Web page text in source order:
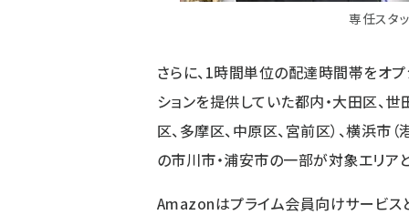
専任スタ
さらに、1時間単位の配達時間帯をオ
ションを提供していた都内・大田区、世
区、多摩区、中原区、宮前区）、横浜市
の市川市・浦安市の一部が対象エリア
Amazonはプライム会員向けサービス